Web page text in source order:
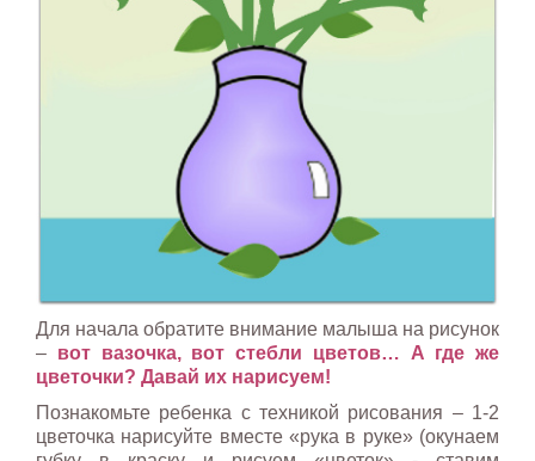
Для начала обратите внимание малыша на рисунок
– вот вазочка, вот стебли цветов… А где же
цветочки? Давай их нарисуем!
Познакомьте ребенка с техникой рисования – 1-2
цветочка нарисуйте вместе «рука в руке» (окунаем